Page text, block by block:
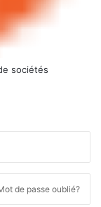
sociétés
de passe oublié?